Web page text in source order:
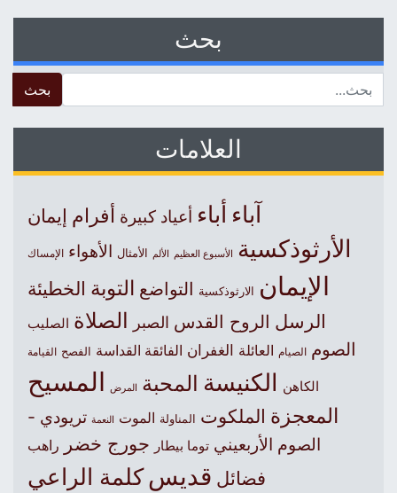
بحث
العلامات
آباءأباء أعياد كبيرة أفرام إيمان
الأرثوذكسية الأسبوع العظيم الألم الأمثال الأهواء الإمساك
الإيمان الارثوذكسية التواضع التوبة الخطيئة
الرسل الروح القدس الصبر الصلاة الصليب
الصوم الصيام العائلة الغفران الفائقة القداسة الفصح القيامة
الكاهن الكنيسةالمحبة المرض المسيح
المعجزة الملكوت المناولة الموت النعمة تريودي -
الصوم الأربعيني توما بيطار جورج خضر راهب
فضائل قديس كلمة الراعي